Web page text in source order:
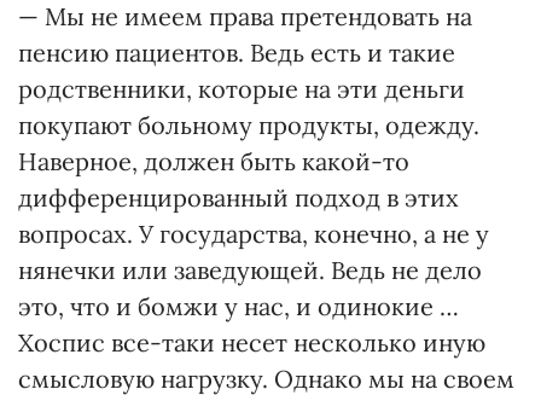
— Мы не имеем права претендовать на
пенсию пациентов. Ведь есть и такие
родственники, которые на эти деньги
покупают больному продукты, одежду.
Наверное, должен быть какой-то
дифференцированный подход в этих
вопросах. У государства, конечно, а не у
нянечки или заведующей. Ведь не дело
это, что и бомжи у нас, и одинокие …
Хоспис все-таки несет несколько иную
смысловую нагрузку. Однако мы на своем